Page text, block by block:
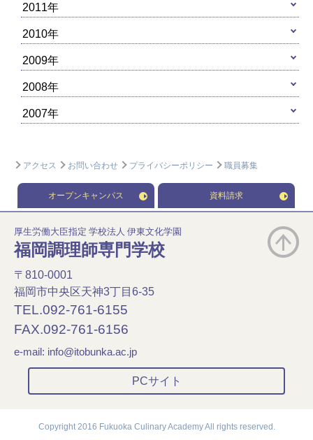
2011年
2010年
2009年
2008年
2007年
アクセス お問い合わせ プライバシーポリシー 職員募集
オープンキャンパス 資料請求
厚生労働大臣指定 学校法人 伊東文化学園
福岡調理師専門学校
〒810-0001
福岡市中央区天神3丁目6-35
TEL.092-761-6155
FAX.092-761-6156
e-mail: info@itobunka.ac.jp
PCサイト
Copyright 2016 Fukuoka Culinary Academy All rights reserved.